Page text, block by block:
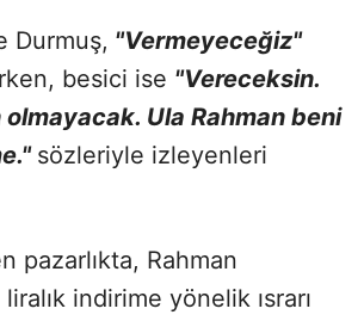
Durmuş, "Vermeyeceğiz"
besici ise "Vereceksin.
Ula Rahman beni
sözleriyle izleyenleri
pazarlıkta, Rahman
indirime yönelik ısrarı